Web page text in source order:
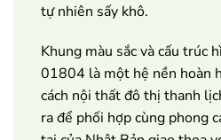
tự nhiên sấy khô.
Khung màu sắc và cấu trúc
01804 là một hệ nền hoàn
cách nội thất đô thị thanh
ra để phối hợp cùng phong